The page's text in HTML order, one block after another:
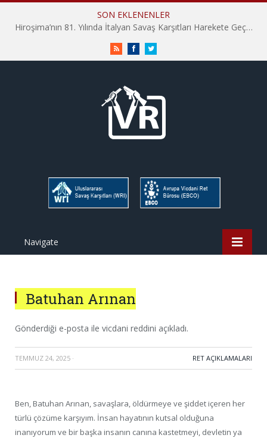
SON EKLENENLER
Hiroşima’nın 81. Yılında İtalyan Savaş Karşıtları Harekete Geçti: “Hatırlamak yeterli değil”
RSS FacebookTwitter
Navigate
Batuhan Arınan
Gönderdiği e-posta ile vicdani reddini açıkladı.
TEMMUZ 24, 2025 · RET AÇIKLAMALARI
Ben, Batuhan Arınan, savaşlara, öldürmeye ve şiddet içeren her
türlü çözüme karşıyım. İnsan hayatının kutsal olduğuna
inanıyorum ve bir başka insanın canına kastetmeyi, devletin ya